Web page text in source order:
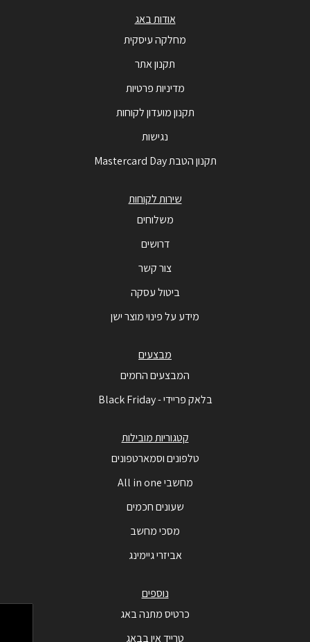
אודות באג
מחלקה עיסקית
תקנון אתר
מדיניות פרטיות
תקנון מועדון לקוחות
נגישות
תקנון הטבת Mastercard Day
שירות לקוחות
משלוחים
דרושים
צור קשר
ביטול עסקה
מידע על פינוי מוצר ישן
מבצעים
המבצעים החמים
בלאק פריידי - Black Friday
קטגוריות מובילות
טלפונים וסמארטפונים
מחשבי All in one
שעונים חכמים
מסכי מחשב
אביזרי גיימינג
נוספים
כרטיס מתנה באג
טרייד אין בבאג